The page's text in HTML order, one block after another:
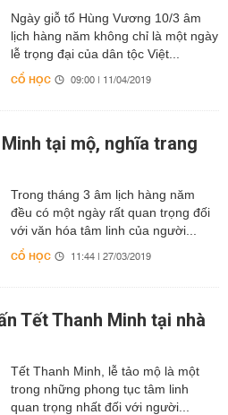
Ngày giỗ tổ Hùng Vương 10/3 âm
lịch hàng năm không chỉ là một ngày
lễ trọng đại của dân tộc Việt...
CỔ HỌC 09:00 | 11/04/2019
tại mộ, nghĩa trang
Trong tháng 3 âm lịch hàng năm
đều có một ngày rất quan trọng đối
với văn hóa tâm linh của người...
CỔ HỌC 11:44 | 27/03/2019
Tết Thanh Minh tại nhà
Tết Thanh Minh, lễ tảo mộ là một
trong những phong tục tâm linh
quan trọng nhất đối với người...